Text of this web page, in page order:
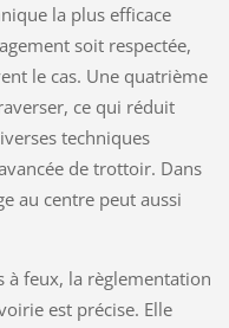
la plus efficace
soit respectée,
le cas. Une quatrième
ce qui réduit
techniques
de trottoir. Dans
au centre peut aussi
à feux, la règlementation
est précise. Elle